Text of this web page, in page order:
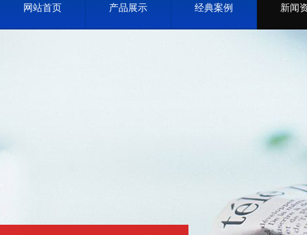
网站首页 产品展示 经典案例 新闻